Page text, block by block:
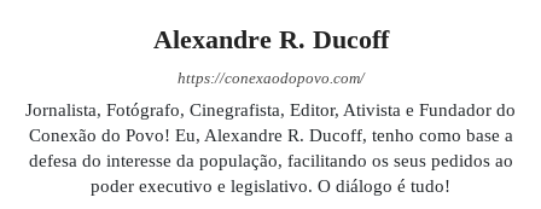
Alexandre R. Ducoff
https://conexaodopovo.com/
Jornalista, Fotógrafo, Cinegrafista, Editor, Ativista e Fundador do
Conexão do Povo! Eu, Alexandre R. Ducoff, tenho como base a
defesa do interesse da população, facilitando os seus pedidos ao
poder executivo e legislativo. O diálogo é tudo!